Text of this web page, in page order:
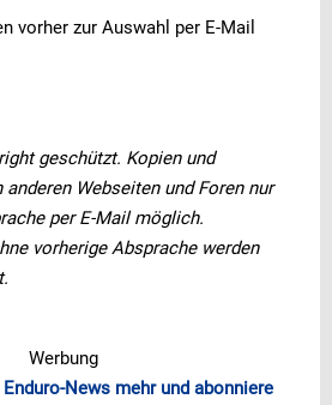
vorher zur Auswahl per E-Mail
geschützt. Kopien und
Webseiten und Foren nur
per E-Mail möglich.
vorherige Absprache werden
Werbung
News mehr und abonniere